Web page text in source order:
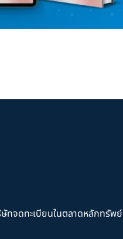
ทจดทะเบียนในตลาดหลักทรัพย์